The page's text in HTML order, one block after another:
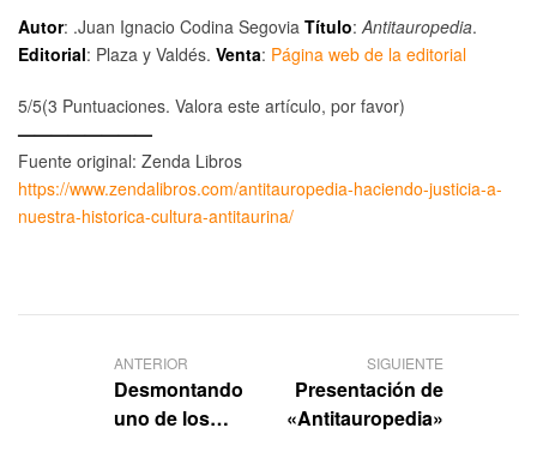
Autor: .Juan Ignacio Codina Segovia Título: Antitauropedia.
Editorial: Plaza y Valdés. Venta: Página web de la editorial
5/5(3 Puntuaciones. Valora este artículo, por favor)
————————
Fuente original: Zenda Libros
https://www.zendalibros.com/antitauropedia-haciendo-justicia-a-
nuestra-historica-cultura-antitaurina/
ANTERIOR
Desmontando
uno de los
SIGUIENTE
Presentación de
«Antitauropedia»